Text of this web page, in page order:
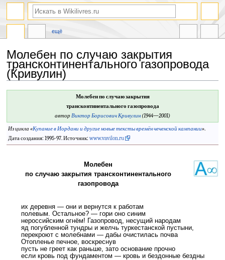
Молебен по случаю закрытия
трансконтинентального газопровода
(Кривулин)
Молебен по случаю закрытия
трансконтинентального газопровода
авторВиктор Борисович Кривулин (1944—2001)
Из цикла «Купание в Иордани и другие новые тексты времён чеченской кампании».
Дата создания: 1995-97. Источник: www.vavilon.ru
Молебен
по случаю закрытия трансконтинентального
газопровода
их деревня — они и вернутся к работам
полевым. Остальное? — гори оно синим
нероссийским огнём! Газопровод, несущий народам
яд погубленной тундры и желчь туркестанской пустыни,
перекроют с молебнами — дабы очистилась почва
Отопленье печное, воскреснув
пусть не греет как раньше, зато основание прочно
если кровь под фундаментом — кровь и бездонные бездны
ещё